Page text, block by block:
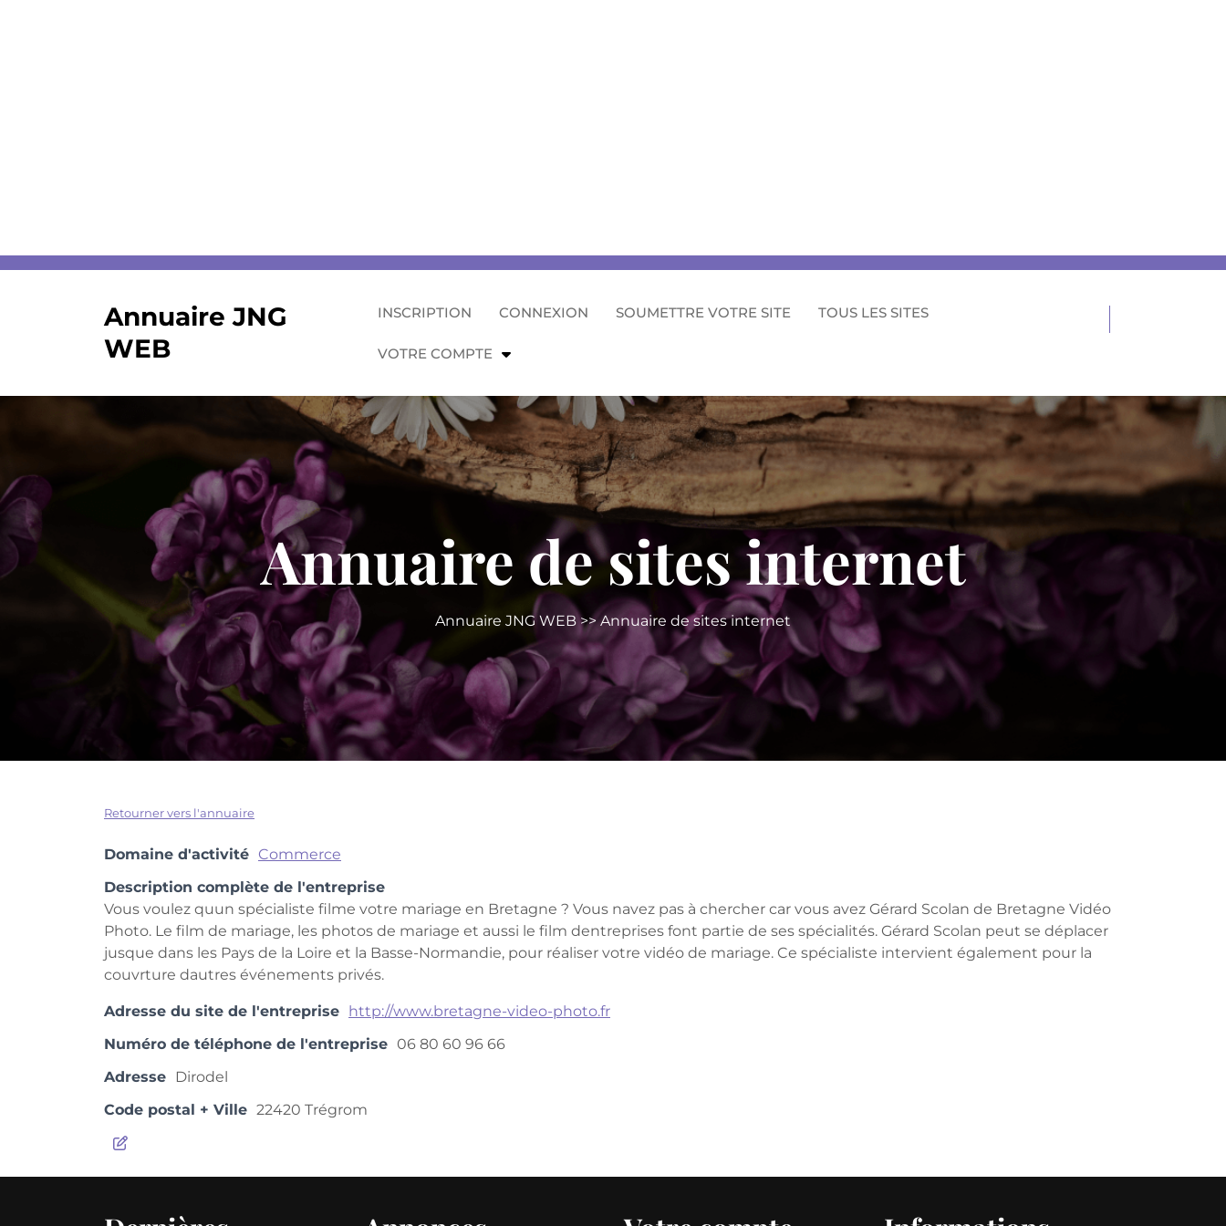
Annuaire JNG
WEB
INSCRIPTION CONNEXION SOUMETTRE VOTRE SITE TOUS LES SITES
VOTRE COMPTE
Annuaire de sites internet
Annuaire JNG WEB>> Annuaire de sites internet
Retourner vers l'annuaire
Domaine d'activité Commerce
Description complète de l'entreprise
Vous voulez quun spécialiste filme votre mariage en Bretagne ? Vous navez pas à chercher car vous avez Gérard Scolan de Bretagne Vidéo
Photo. Le film de mariage, les photos de mariage et aussi le film dentreprises font partie de ses spécialités. Gérard Scolan peut se déplacer
jusque dans les Pays de la Loire et la Basse-Normandie, pour réaliser votre vidéo de mariage. Ce spécialiste intervient également pour la
couvrture dautres événements privés.
Adresse du site de l'entreprise http://www.bretagne-video-photo.fr
Numéro de téléphone de l'entreprise 06 80 60 96 66
Adresse Dirodel
Code postal + Ville 22420 Trégrom